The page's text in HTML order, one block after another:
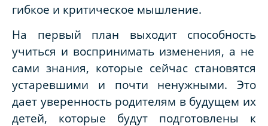
гибкое и критическое мышление.
На первый план выходит способность
учиться и воспринимать изменения, а не
сами знания, которые сейчас становятся
устаревшими и почти ненужными. Это
дает уверенность родителям в будущем их
детей, которые будут подготовлены к